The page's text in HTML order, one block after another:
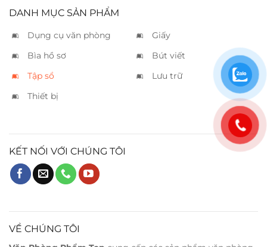
DANH MỤC SẢN PHẨM
Dụng cụ văn phòng
Giấy
Bìa hồ sơ
Bút viết
Tập sổ
Lưu trữ
Thiết bị
KẾT NỐI VỚI CHÚNG TÔI
VỀ CHÚNG TÔI